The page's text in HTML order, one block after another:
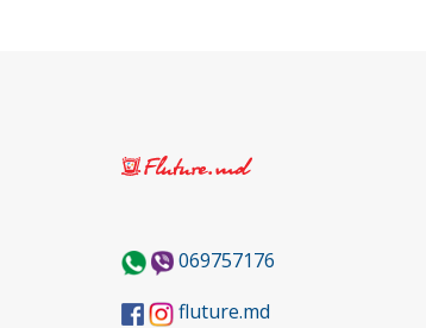
069757176
fluture.md